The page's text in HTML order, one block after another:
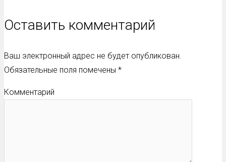
Оставить комментарий
Ваш электронный адрес не будет опубликован.
Обязательные поля помечены *
Комментарий